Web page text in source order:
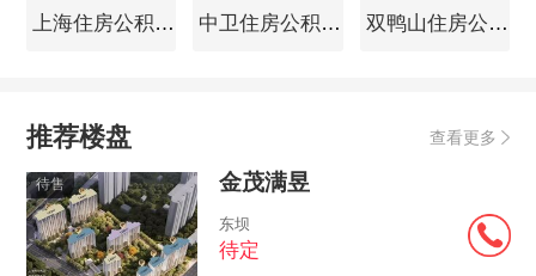
上海住房公积金查询 中卫住房公积金查询 双鸭山住房公积金查询
推荐楼盘 查看更多
待售 金茂满昱
东坝
待定